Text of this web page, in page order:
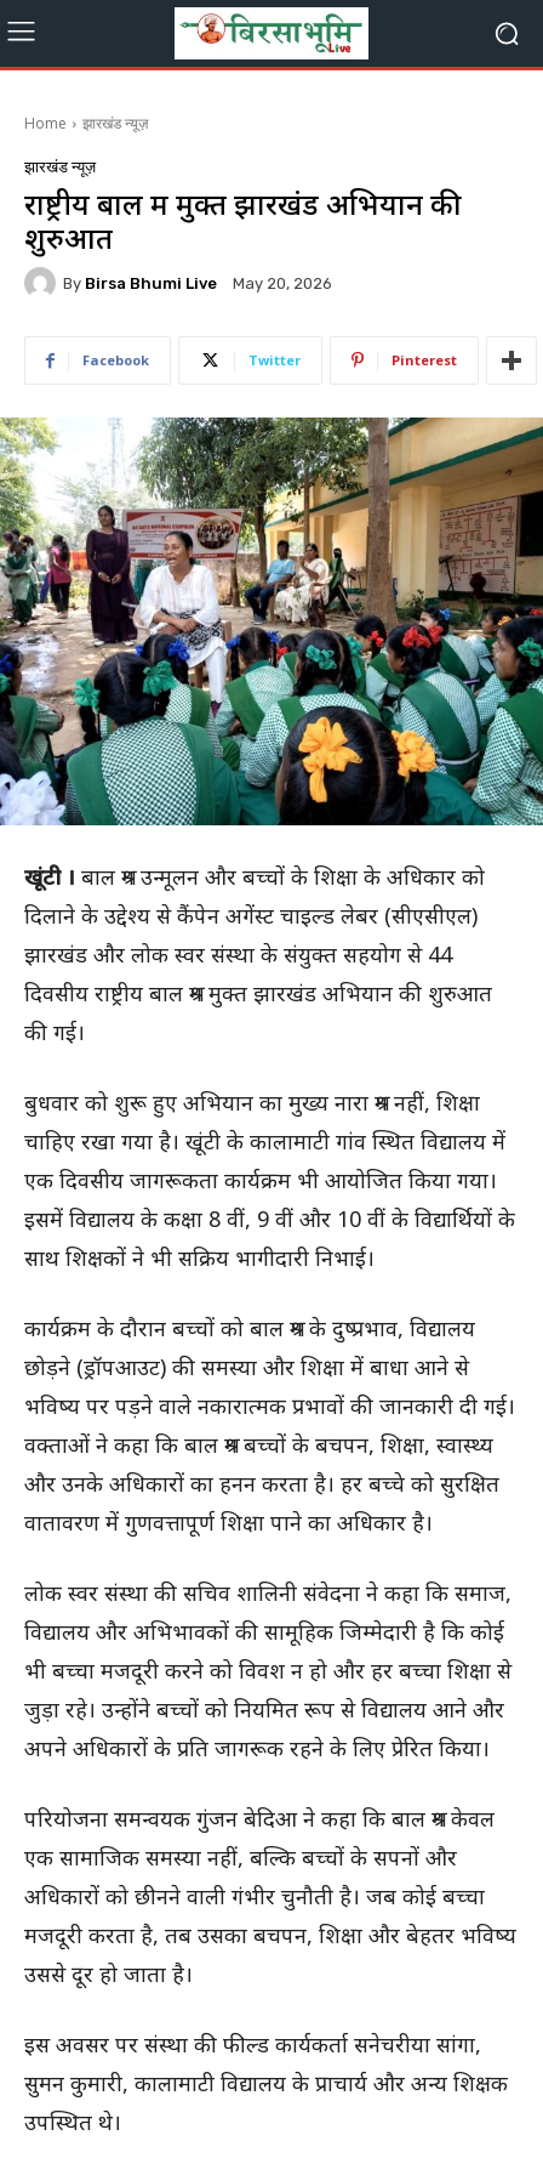
Home झारखंड न्यूज़
झारखंड न्यूज़
राष्ट्रीय बाल श्रम मुक्त झारखंड अभियान की
शुरुआत
By Birsa Bhumi Live May 20, 2026
Facebook Twitter Pinterest
खूंटी । बाल श्रम उन्मूलन और बच्चों के शिक्षा के अधिकार को
दिलाने के उद्देश्य से कैंपेन अगेंस्ट चाइल्ड लेबर (सीएसीएल)
झारखंड और लोक स्वर संस्था के संयुक्त सहयोग से 44
दिवसीय राष्ट्रीय बाल श्रम मुक्त झारखंड अभियान की शुरुआत
की गई।
बुधवार को शुरू हुए अभियान का मुख्य नारा श्रम नहीं, शिक्षा
चाहिए रखा गया है। खूंटी के कालामाटी गांव स्थित विद्यालय में
एक दिवसीय जागरूकता कार्यक्रम भी आयोजित किया गया।
इसमें विद्यालय के कक्षा 8 वीं, 9 वीं और 10 वीं के विद्यार्थियों के
साथ शिक्षकों ने भी सक्रिय भागीदारी निभाई।
कार्यक्रम के दौरान बच्चों को बाल श्रम के दुष्प्रभाव, विद्यालय
छोड़ने (ड्रॉपआउट) की समस्या और शिक्षा में बाधा आने से
भविष्य पर पड़ने वाले नकारात्मक प्रभावों की जानकारी दी गई।
वक्ताओं ने कहा कि बाल श्रम बच्चों के बचपन, शिक्षा, स्वास्थ्य
और उनके अधिकारों का हनन करता है। हर बच्चे को सुरक्षित
वातावरण में गुणवत्तापूर्ण शिक्षा पाने का अधिकार है।
लोक स्वर संस्था की सचिव शालिनी संवेदना ने कहा कि समाज,
विद्यालय और अभिभावकों की सामूहिक जिम्मेदारी है कि कोई
भी बच्चा मजदूरी करने को विवश न हो और हर बच्चा शिक्षा से
जुड़ा रहे। उन्होंने बच्चों को नियमित रूप से विद्यालय आने और
अपने अधिकारों के प्रति जागरूक रहने के लिए प्रेरित किया।
परियोजना समन्वयक गुंजन बेदिआ ने कहा कि बाल श्रम केवल
एक सामाजिक समस्या नहीं, बल्कि बच्चों के सपनों और
अधिकारों को छीनने वाली गंभीर चुनौती है। जब कोई बच्चा
मजदूरी करता है, तब उसका बचपन, शिक्षा और बेहतर भविष्य
उससे दूर हो जाता है।
इस अवसर पर संस्था की फील्ड कार्यकर्ता सनेचरीया सांगा,
सुमन कुमारी, कालामाटी विद्यालय के प्राचार्य और अन्य शिक्षक
उपस्थित थे।